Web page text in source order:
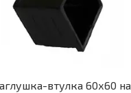
втулка 60х60 на